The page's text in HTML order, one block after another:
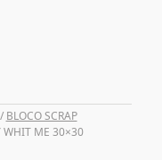
BLOCO SCRAP
WHIT ME 30×30